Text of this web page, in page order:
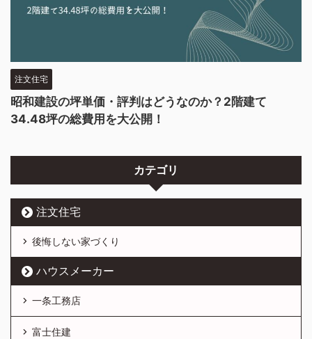
注文住宅
昭和建設の坪単価・評判はどうなのか？2階建て
34.48坪の総費用を大公開！
カテゴリ
注文住宅
後悔しない家づくり
ハウスメーカー
一条工務店
富士住建